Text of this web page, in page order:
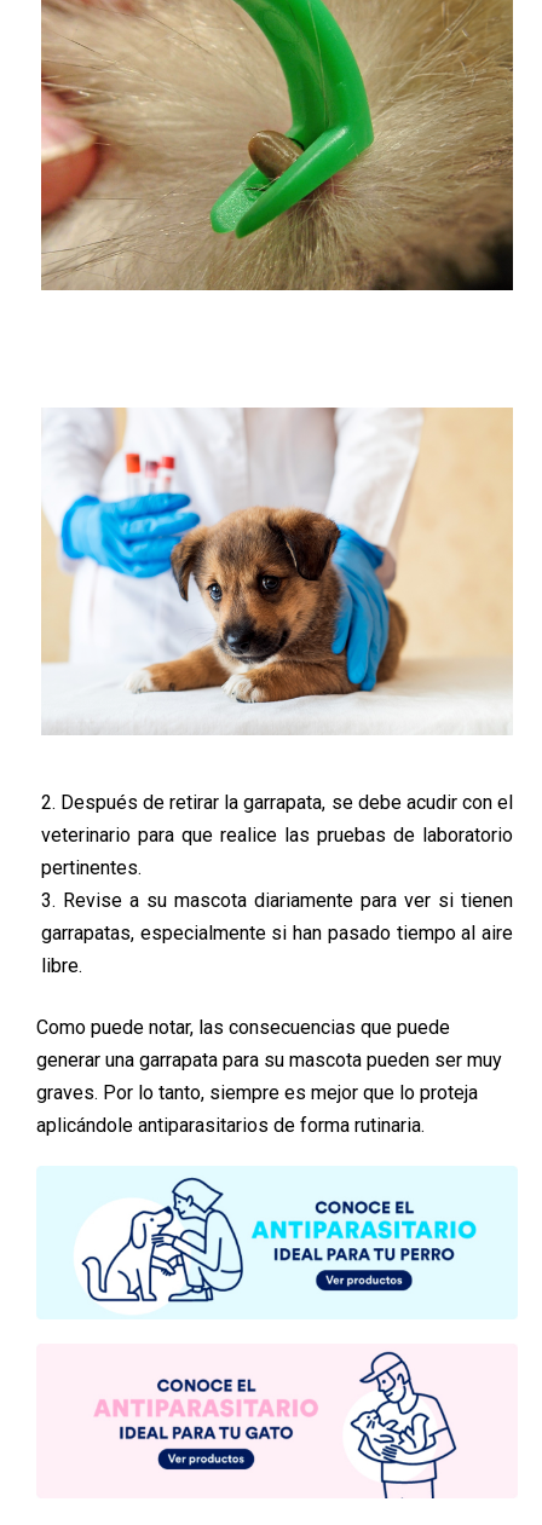
2. Después de retirar la garrapata, se debe acudir con el
veterinario para que realice las pruebas de laboratorio
pertinentes.
3. Revise a su mascota diariamente para ver si tienen
garrapatas, especialmente si han pasado tiempo al aire
libre.
Como puede notar, las consecuencias que puede
generar una garrapata para su mascota pueden ser muy
graves. Por lo tanto, siempre es mejor que lo proteja
aplicándole antiparasitarios de forma rutinaria.